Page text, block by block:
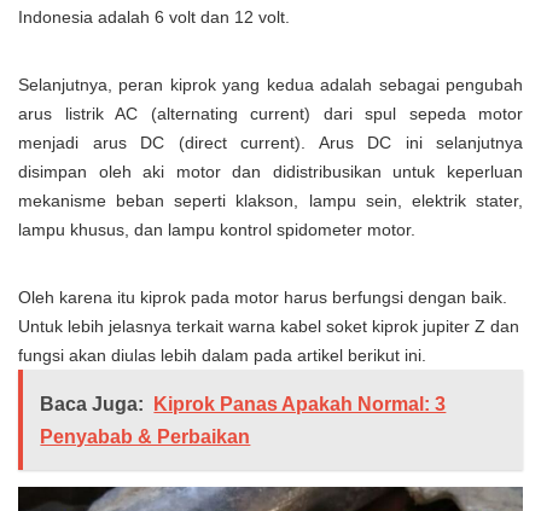
Indonesia adalah 6 volt dan 12 volt.
Selanjutnya, peran kiprok yang kedua adalah sebagai pengubah
arus listrik AC (alternating current) dari spul sepeda motor
menjadi arus DC (direct current). Arus DC ini selanjutnya
disimpan oleh aki motor dan didistribusikan untuk keperluan
mekanisme beban seperti klakson, lampu sein, elektrik stater,
lampu khusus, dan lampu kontrol spidometer motor.
Oleh karena itu kiprok pada motor harus berfungsi dengan baik.
Untuk lebih jelasnya terkait warna kabel soket kiprok jupiter Z dan
fungsi akan diulas lebih dalam pada artikel berikut ini.
Baca Juga:
Kiprok Panas Apakah Normal: 3
Penyabab & Perbaikan